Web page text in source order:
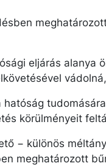
eljárás alanya
körülményeit
− különös
meghatározott